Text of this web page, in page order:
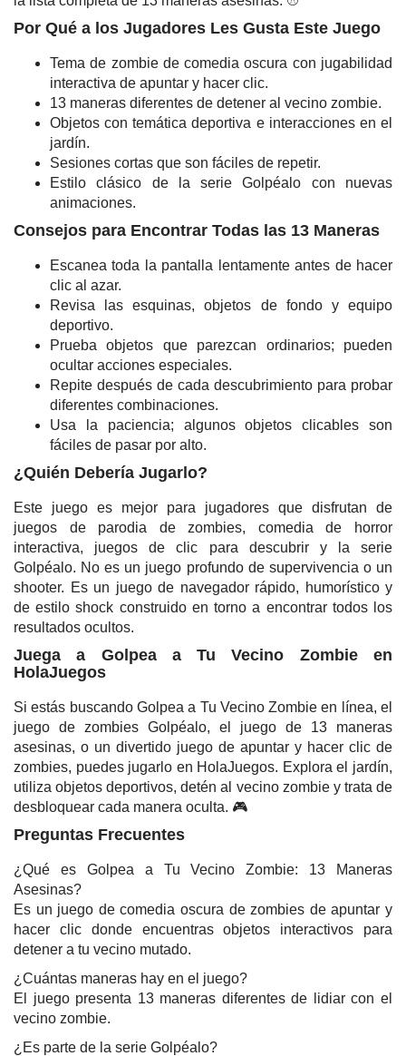
Por Qué a los Jugadores Les Gusta Este Juego
Tema de zombie de comedia oscura con jugabilidad
interactiva de apuntar y hacer clic.
13 maneras diferentes de detener al vecino zombie.
Objetos con temática deportiva e interacciones en el
jardín.
Sesiones cortas que son fáciles de repetir.
Estilo clásico de la serie Golpéalo con nuevas
animaciones.
Consejos para Encontrar Todas las 13 Maneras
Escanea toda la pantalla lentamente antes de hacer
clic al azar.
Revisa las esquinas, objetos de fondo y equipo
deportivo.
Prueba objetos que parezcan ordinarios; pueden
ocultar acciones especiales.
Repite después de cada descubrimiento para probar
diferentes combinaciones.
Usa la paciencia; algunos objetos clicables son
fáciles de pasar por alto.
¿Quién Debería Jugarlo?
Este juego es mejor para jugadores que disfrutan de
juegos de parodia de zombies, comedia de horror
interactiva, juegos de clic para descubrir y la serie
Golpéalo. No es un juego profundo de supervivencia o un
shooter. Es un juego de navegador rápido, humorístico y
de estilo shock construido en torno a encontrar todos los
resultados ocultos.
Juega a Golpea a Tu Vecino Zombie en
HolaJuegos
Si estás buscando Golpea a Tu Vecino Zombie en línea, el
juego de zombies Golpéalo, el juego de 13 maneras
asesinas, o un divertido juego de apuntar y hacer clic de
zombies, puedes jugarlo en HolaJuegos. Explora el jardín,
utiliza objetos deportivos, detén al vecino zombie y trata de
desbloquear cada manera oculta. 🎮
Preguntas Frecuentes
¿Qué es Golpea a Tu Vecino Zombie: 13 Maneras
Asesinas?
Es un juego de comedia oscura de zombies de apuntar y
hacer clic donde encuentras objetos interactivos para
detener a tu vecino mutado.
¿Cuántas maneras hay en el juego?
El juego presenta 13 maneras diferentes de lidiar con el
vecino zombie.
¿Es parte de la serie Golpéalo?